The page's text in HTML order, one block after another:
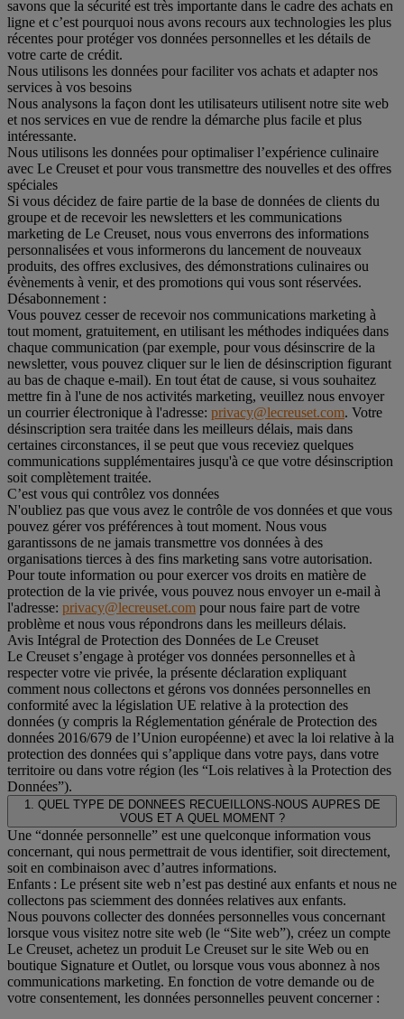
savons que la sécurité est très importante dans le cadre des achats en
ligne et c’est pourquoi nous avons recours aux technologies les plus
récentes pour protéger vos données personnelles et les détails de
votre carte de crédit.
Nous utilisons les données pour faciliter vos achats et adapter nos
services à vos besoins
Nous analysons la façon dont les utilisateurs utilisent notre site web
et nos services en vue de rendre la démarche plus facile et plus
intéressante.
Nous utilisons les données pour optimaliser l’expérience culinaire
avec Le Creuset et pour vous transmettre des nouvelles et des offres
spéciales
Si vous décidez de faire partie de la base de données de clients du
groupe et de recevoir les newsletters et les communications
marketing de Le Creuset, nous vous enverrons des informations
personnalisées et vous informerons du lancement de nouveaux
produits, des offres exclusives, des démonstrations culinaires ou
évènements à venir, et des promotions qui vous sont réservées.
Désabonnement :
Vous pouvez cesser de recevoir nos communications marketing à
tout moment, gratuitement, en utilisant les méthodes indiquées dans
chaque communication (par exemple, pour vous désinscrire de la
newsletter, vous pouvez cliquer sur le lien de désinscription figurant
au bas de chaque e-mail). En tout état de cause, si vous souhaitez
mettre fin à l'une de nos activités marketing, veuillez nous envoyer
un courrier électronique à l'adresse: privacy@lecreuset.com. Votre
désinscription sera traitée dans les meilleurs délais, mais dans
certaines circonstances, il se peut que vous receviez quelques
communications supplémentaires jusqu'à ce que votre désinscription
soit complètement traitée.
C’est vous qui contrôlez vos données
N'oubliez pas que vous avez le contrôle de vos données et que vous
pouvez gérer vos préférences à tout moment. Nous vous
garantissons de ne jamais transmettre vos données à des
organisations tierces à des fins marketing sans votre autorisation.
Pour toute information ou pour exercer vos droits en matière de
protection de la vie privée, vous pouvez nous envoyer un e-mail à
l'adresse: privacy@lecreuset.com pour nous faire part de votre
problème et nous vous répondrons dans les meilleurs délais.
Avis Intégral de Protection des Données de Le Creuset
Le Creuset s’engage à protéger vos données personnelles et à
respecter votre vie privée, la présente déclaration expliquant
comment nous collectons et gérons vos données personnelles en
conformité avec la législation UE relative à la protection des
données (y compris la Réglementation générale de Protection des
données 2016/679 de l’Union européenne) et avec la loi relative à la
protection des données qui s’applique dans votre pays, dans votre
territoire ou dans votre région (les “Lois relatives à la Protection des
Données”).
1. QUEL TYPE DE DONNEES RECUEILLONS-NOUS AUPRES DE
VOUS ET A QUEL MOMENT ?
Une “donnée personnelle” est une quelconque information vous
concernant, qui nous permettrait de vous identifier, soit directement,
soit en combinaison avec d’autres informations.
Enfants : Le présent site web n’est pas destiné aux enfants et nous ne
collectons pas sciemment des données relatives aux enfants.
Nous pouvons collecter des données personnelles vous concernant
lorsque vous visitez notre site web (le “Site web”), créez un compte
Le Creuset, achetez un produit Le Creuset sur le site Web ou en
boutique Signature et Outlet, ou lorsque vous vous abonnez à nos
communications marketing. En fonction de votre demande ou de
votre consentement, les données personnelles peuvent concerner :